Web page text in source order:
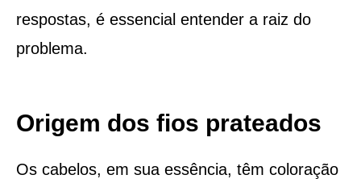
respostas, é essencial entender a raiz do
problema.
Origem dos fios prateados
Os cabelos, em sua essência, têm coloração